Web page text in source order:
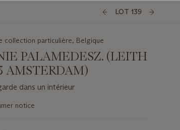
LOT 139
collection particulière, Belgique
PALAMEDESZ. (LEITH
AMSTERDAM)
dans un intérieur
notice